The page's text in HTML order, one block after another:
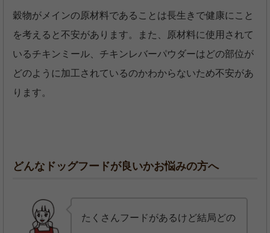
穀物がメインの原材料であることは長生きで健康にこと
を考えると不安があります。また、原材料に使用されて
いるチキンミール、チキンレバーパウダーはどの部位が
どのように加工されているのかわからないため不安があ
ります。
どんなドッグフードが良いかお悩みの方へ
たくさんフードがあるけど結局どの